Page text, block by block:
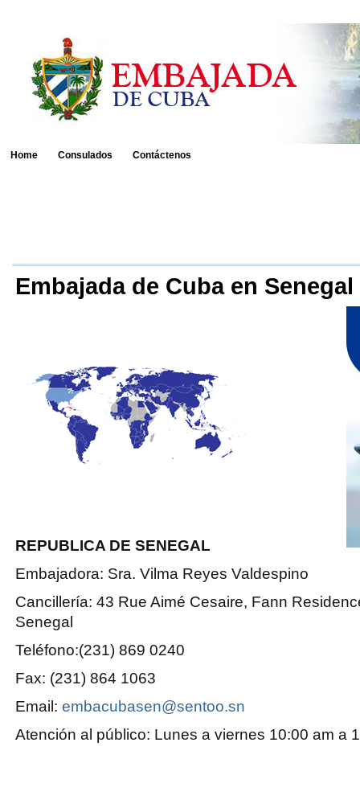
Home Consulados Contáctenos
Embajada de Cuba en Senegal
REPUBLICA DE SENEGAL
Embajadora: Sra. Vilma Reyes Valdespino
Cancillería: 43 Rue Aimé Cesaire, Fann
Senegal
Teléfono:(231) 869 0240
Fax: (231) 864 1063
Email: embacubasen@sentoo.sn
Atención al público: Lunes a viernes 10:00 am a